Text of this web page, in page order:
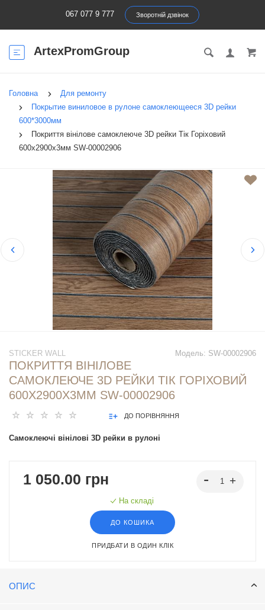
067 077 9 777 Зворотній дзвінок
ArtexPromGroup
Головна
Для ремонту
Покрытие виниловое в рулоне самоклеющееся 3D рейки
600*3000мм
Покриття вінілове самоклеюче 3D рейки Тік Горіховий
600х2900х3мм SW-00002906
Модель: SW-00002906
STICKER WALL
ПОКРИТТЯ ВІНІЛОВЕ
САМОКЛЕЮЧЕ 3D РЕЙКИ ТІК ГОРІХОВИЙ
600Х2900Х3ММ SW-00002906
ДО ПОРІВНЯННЯ
Самоклеючі вінілові 3D рейки в рулоні
1 050.00 грн
На складі
ДО КОШИКА
ПРИДБАТИ В ОДИН КЛІК
ОПИС